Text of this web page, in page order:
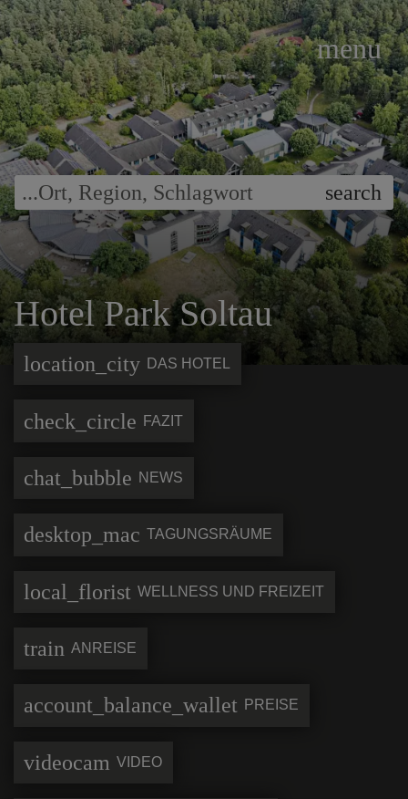
...Ort, Region, Schlagwort search
menu
Hotel Park Soltau
location_city DAS HOTEL
check_circle FAZIT
chat_bubble NEWS
desktop_mac TAGUNGSRÄUME
local_florist WELLNESS UND FREIZEIT
train ANREISE
account_balance_wallet PREISE
videocam VIDEO